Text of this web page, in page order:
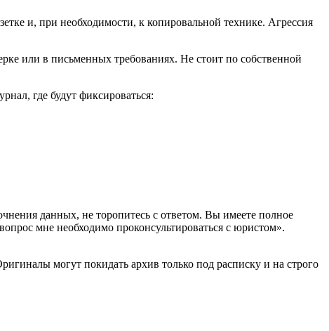
и, при необходимости, к копировальной технике. Агрессия
или в письменных требованиях. Не стоит по собственной
где будут фиксироваться:
данных, не торопитесь с ответом. Вы имеете полное
мне необходимо проконсультироваться с юристом».
могут покидать архив только под расписку и на строго